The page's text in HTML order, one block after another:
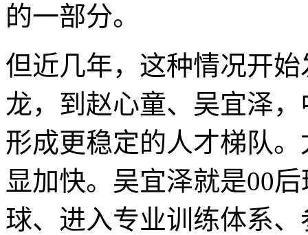
的一部分。
但近几年，这种情况开
龙，到赵心童、吴宜泽
形成更稳定的人才梯队
显加快。吴宜泽就是00
球、进入专业训练体系